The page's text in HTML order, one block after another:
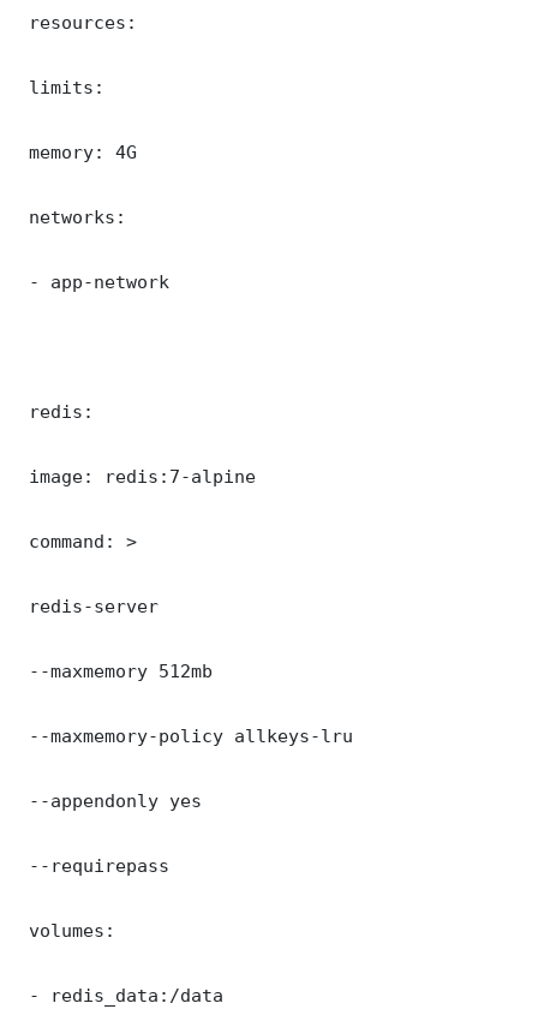
resources:
limits:
memory: 4G
networks:
- app-network
redis:
image: redis:7-alpine
command: >
redis-server
--maxmemory 512mb
--maxmemory-policy allkeys-lru
--appendonly yes
--requirepass
volumes:
- redis_data:/data